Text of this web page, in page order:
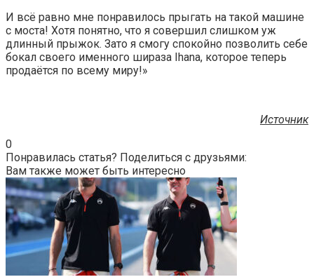
И всё равно мне понравилось прыгать на такой машине
с моста! Хотя понятно, что я совершил слишком уж
длинный прыжок. Зато я смогу спокойно позволить себе
бокал своего именного шираза Ihana, которое теперь
продаётся по всему миру!»
Источник
0
Понравилась статья? Поделиться с друзьями:
Вам также может быть интересно